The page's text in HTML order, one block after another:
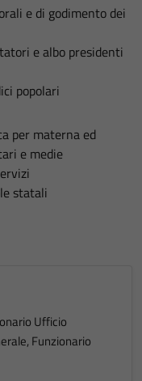
e di godimento dei
e albo presidenti
popolari
per materna ed
e medie
statali
Ufficio
Funzionario